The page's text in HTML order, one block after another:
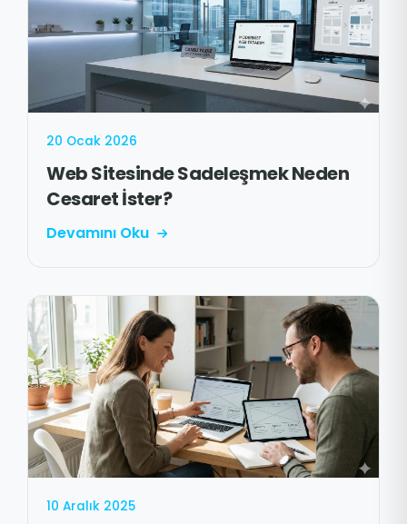
20 Ocak 2026
Web Sitesinde Sadeleşmek Neden
Cesaret İster?
Devamını Oku
10 Aralık 2025